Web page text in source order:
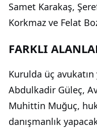
Samet Karakaş,
Korkmaz ve Felat
FARKLI
Kurulda üç
Abdulkadir Güleç,
Muhittin Muğuç,
danışmanlık